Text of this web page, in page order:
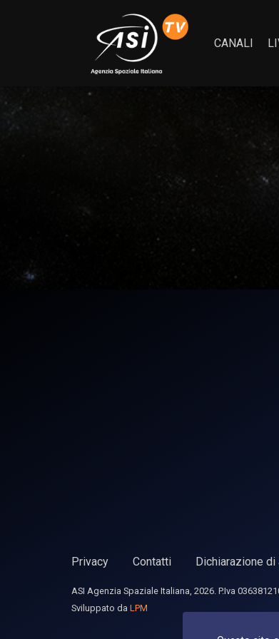
CANALI
Privacy Contatti Dichiarazione
ASI Agenzia Spaziale Italiana, 2026. P.Iva
Sviluppato da LPM